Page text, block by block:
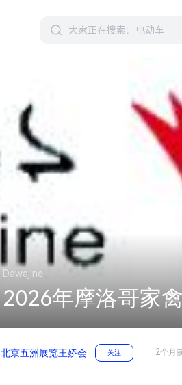
Dawajine
2026年摩洛哥家
北京五洲展览王娇会 关注 2个月